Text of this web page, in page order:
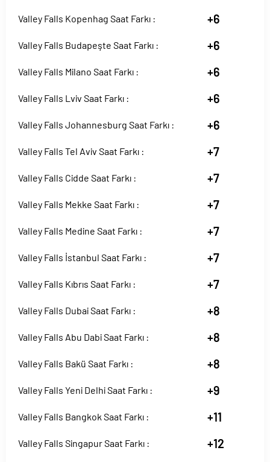
Valley Falls Kopenhag Saat Farkı : +6
Valley Falls Budapeşte Saat Farkı : +6
Valley Falls Milano Saat Farkı : +6
Valley Falls Lviv Saat Farkı : +6
Valley Falls Johannesburg Saat Farkı : +6
Valley Falls Tel Aviv Saat Farkı : +7
Valley Falls Cidde Saat Farkı : +7
Valley Falls Mekke Saat Farkı : +7
Valley Falls Medine Saat Farkı : +7
Valley Falls İstanbul Saat Farkı : +7
Valley Falls Kıbrıs Saat Farkı : +7
Valley Falls Dubai Saat Farkı : +8
Valley Falls Abu Dabi Saat Farkı : +8
Valley Falls Bakü Saat Farkı : +8
Valley Falls Yeni Delhi Saat Farkı : +9
Valley Falls Bangkok Saat Farkı : +11
Valley Falls Singapur Saat Farkı : +12